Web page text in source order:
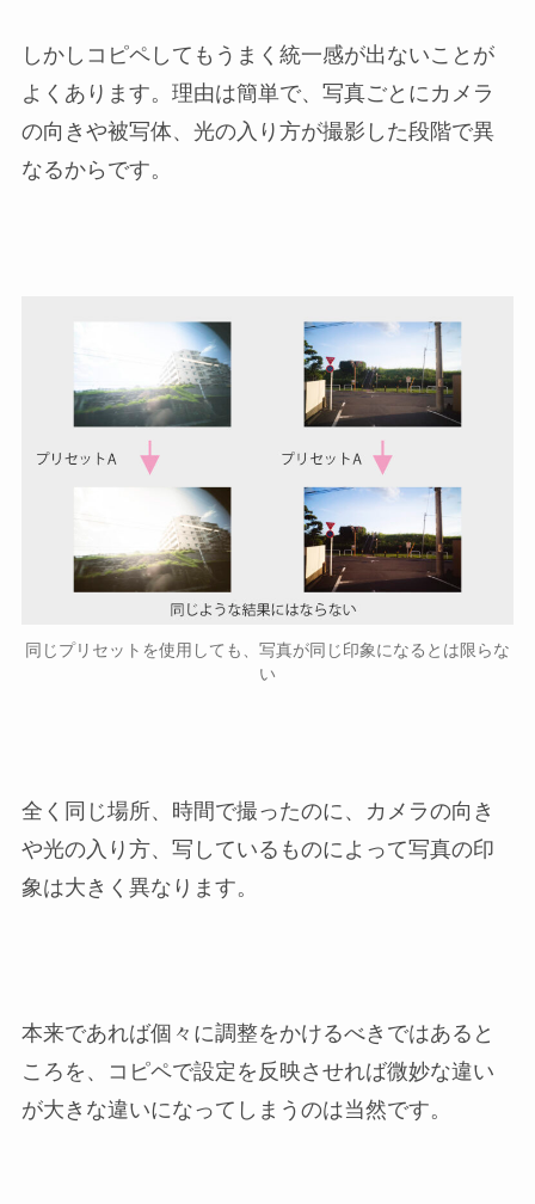
しかしコピペしてもうまく統一感が出ないことが
よくあります。理由は簡単で、写真ごとにカメラ
の向きや被写体、光の入り方が撮影した段階で異
なるからです。
同じプリセットを使用しても、写真が同じ印象になるとは限らな
い
全く同じ場所、時間で撮ったのに、カメラの向き
や光の入り方、写しているものによって写真の印
象は大きく異なります。
本来であれば個々に調整をかけるべきではあると
ころを、コピペで設定を反映させれば微妙な違い
が大きな違いになってしまうのは当然です。